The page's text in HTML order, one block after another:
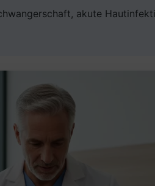
akute